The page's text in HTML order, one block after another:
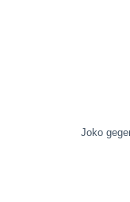
Joko